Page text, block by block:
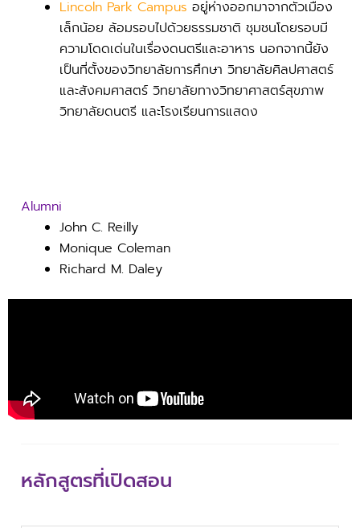
Lincoln Park Campus อยู่ห่างออกมาจากตัวเมือง
เล็กน้อย ล้อมรอบไปด้วยธรรมชาติ ชุมชนโดยรอบมี
ความโดดเด่นในเรื่องดนตรีและอาหาร นอกจากนี้ยัง
เป็นที่ตั้งของวิทยาลัยการศึกษา วิทยาลัยศิลปศาสตร์
และสังคมศาสตร์ วิทยาลัยทางวิทยาศาสตร์สุขภาพ
วิทยาลัยดนตรี และโรงเรียนการแสดง
Alumni
John C. Reilly
Monique Coleman
Richard M. Daley
หลักสูตรที่เปิดสอน